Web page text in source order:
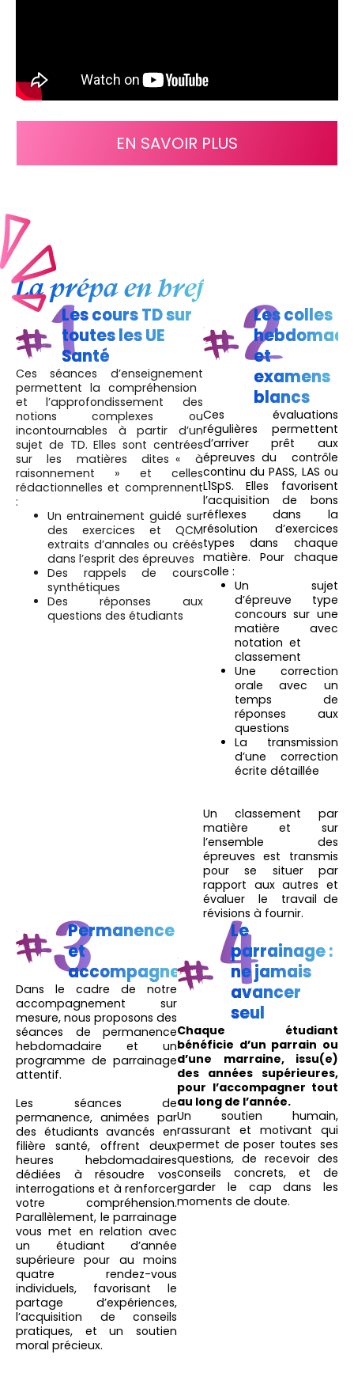
EN SAVOIR PLUS
La prépa en bref
Les cours TD sur
toutes les UE
Santé
Ces séances d’enseignement
permettent la compréhension
et l’approfondissement des
notions complexes ou
incontournables à partir d’un
sujet de TD. Elles sont centrées
sur les matières dites « à
raisonnement » et celles
rédactionnelles et comprennent
:
Un entrainement guidé sur
des exercices et QCM
extraits d’annales ou créés
dans l’esprit des épreuves
Des rappels de cours
synthétiques
Des réponses aux
questions des étudiants
Les colles
et
examens
blancs
Ces évaluations
régulières permettent
d’arriver prêt aux
épreuves du contrôle
continu du PASS, LAS ou
L1SpS. Elles favorisent
l’acquisition de bons
réflexes dans la
résolution d’exercices
types dans chaque
matière. Pour chaque
colle :
Un sujet
d’épreuve type
concours sur une
matière avec
notation et
classement
Une correction
orale avec un
temps de
réponses aux
questions
La transmission
d’une correction
écrite détaillée
Un classement par
matière et sur
l’ensemble des
épreuves est transmis
pour se situer par
rapport aux autres et
évaluer le travail de
révisions à fournir.
Permanence
et
accompagnement
Dans le cadre de notre
accompagnement sur
mesure, nous proposons des
séances de permanence
hebdomadaire et un
programme de parrainage
attentif.
Les séances de
permanence, animées par
des étudiants avancés en
filière santé, offrent deux
heures hebdomadaires
dédiées à résoudre vos
interrogations et à renforcer
votre compréhension.
Parallèlement, le parrainage
vous met en relation avec
un étudiant d’année
supérieure pour au moins
quatre rendez-vous
individuels, favorisant le
partage d’expériences,
l’acquisition de conseils
pratiques, et un soutien
moral précieux.
Le
parrainage :
ne jamais
avancer
seul
Chaque étudiant
bénéficie d’un parrain ou
d’une marraine, issu(e)
des années supérieures,
pour l’accompagner tout
au long de l’année.
Un soutien humain,
rassurant et motivant qui
permet de poser toutes ses
questions, de recevoir des
conseils concrets, et de
garder le cap dans les
moments de doute.